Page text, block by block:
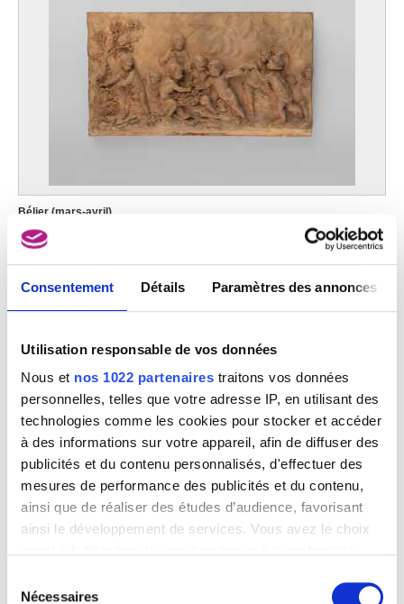
Consentement Détails Paramètres des annonces
Utilisation responsable de vos données
Nous et nos 1022 partenaires traitons vos données
personnelles, telles que votre adresse IP, en utilisant des
technologies comme les cookies pour stocker et accéder
à des informations sur votre appareil, afin de diffuser des
publicités et du contenu personnalisés, d'effectuer des
mesures de performance des publicités et du contenu,
ainsi que de réaliser des études d’audience, favorisant
ainsi le développement de services. Vous avez le choix
tout moment en consultant la Déclaration relative aux
Nécessaires
Bélier (mars-avril)
Gilles-Lambert Godecharle